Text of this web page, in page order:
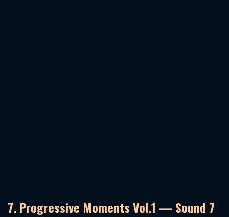
7. Progressive Moments Vol.1 — Sound 7